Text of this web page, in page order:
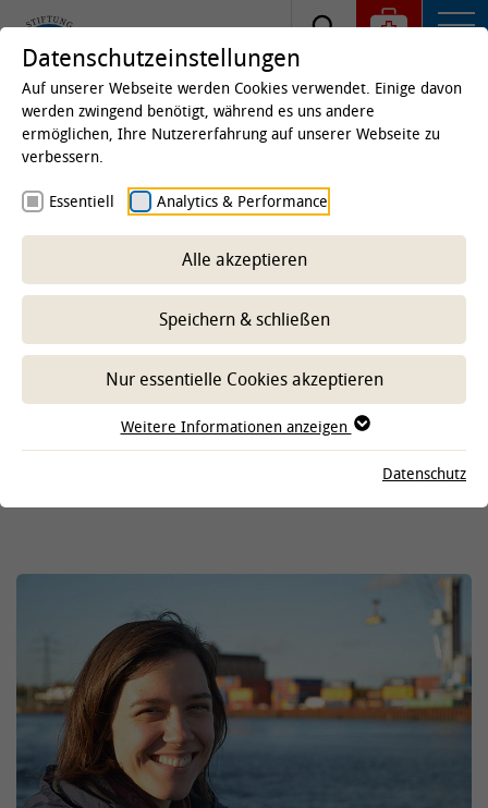
Startseite
(ITAW)
Beschäftigte
Dr. Lotte C. Striewe-Lebenslauf
-- Unterbereich wählen --
Datenschutzeinstellungen
Auf unserer Webseite werden Cookies verwendet. Einige davon
werden zwingend benötigt, während es uns andere
ermöglichen, Ihre Nutzererfahrung auf unserer Webseite zu
verbessern.
Essentiell Analytics & Performance
Alle akzeptieren
Speichern & schließen
Nur essentielle Cookies akzeptieren
Weitere Informationen anzeigen
Datenschutz